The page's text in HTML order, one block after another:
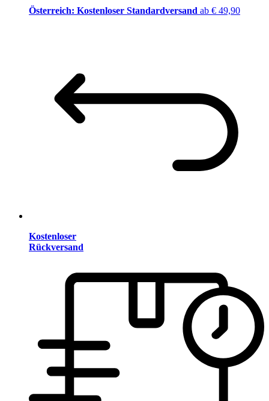
Österreich: Kostenloser Standardversand ab € 49,90
Kostenloser
Rückversand